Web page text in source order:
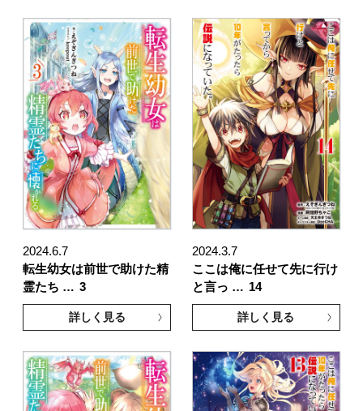
2024.6.7
転生幼女は前世で助けた精
霊たち … 3
詳しく見る
2024.3.7
ここは俺に任せて先に行け
と言っ … 14
詳しく見る